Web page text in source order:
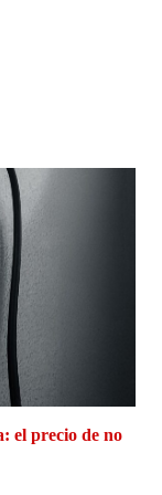
el precio de no